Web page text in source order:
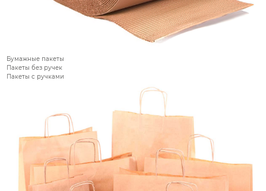
Бумажные пакеты
Пакеты без ручек
Пакеты с ручками